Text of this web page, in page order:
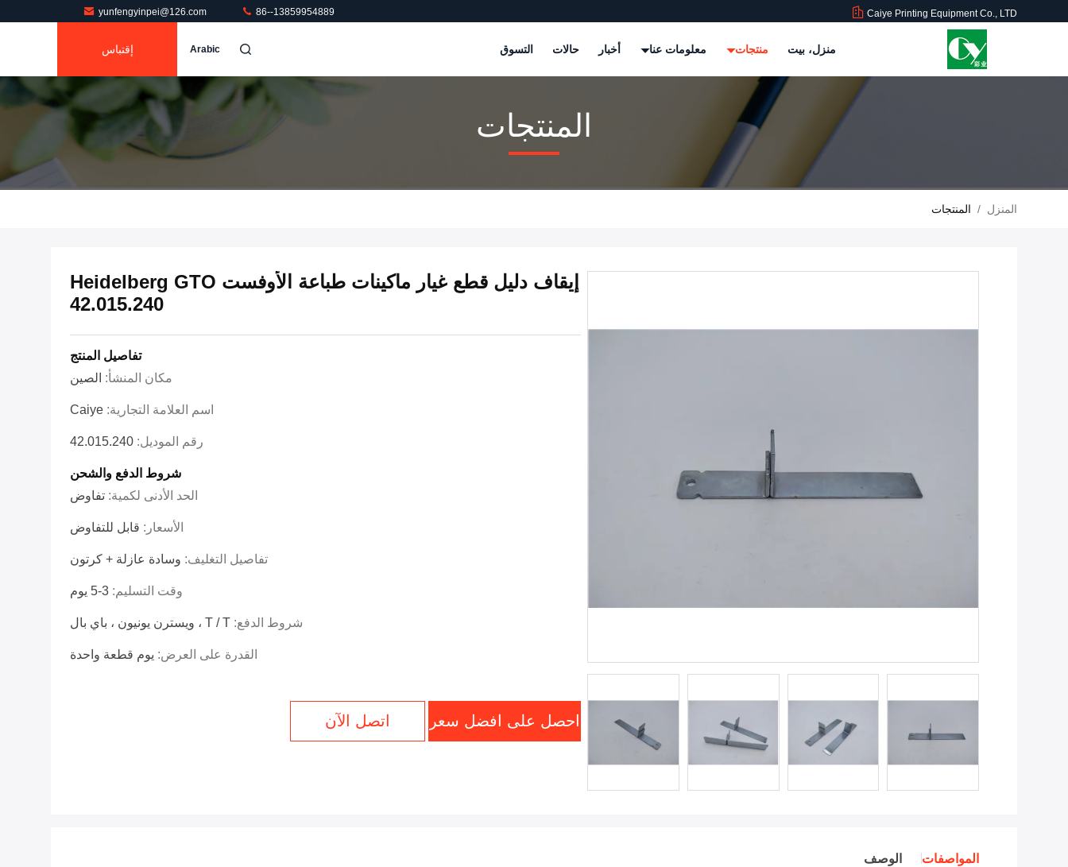
Caiye Printing Equipment Co., LTD
yunfengyinpei@126.com 86--13859954889
منزل، بيت منتجات معلومات عنا أخبار حالات التسوق Arabic إقتباس
المنتجات
المنزل / المنتجات
إيقاف دليل قطع غيار ماكينات طباعة الأوفست Heidelberg GTO
42.015.240
تفاصيل المنتج
مكان المنشأ: الصين
اسم العلامة التجارية: Caiye
رقم الموديل: 42.015.240
شروط الدفع والشحن
الحد الأدنى لكمية: تفاوض
الأسعار: قابل للتفاوض
تفاصيل التغليف: وسادة عازلة + كرتون
وقت التسليم: 3-5 يوم
شروط الدفع: T / T ، ويسترن يونيون ، باي بال
القدرة على العرض: يوم قطعة واحدة
احصل على افضل سعر اتصل الآن
المواصفات الوصف